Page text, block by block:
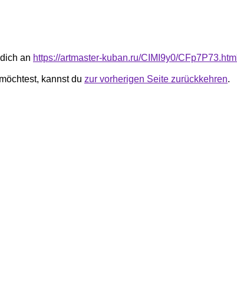
an https://artmaster-kuban.ru/CIMI9y0/CFp7P73.html
kannst du zur vorherigen Seite zurückkehren.